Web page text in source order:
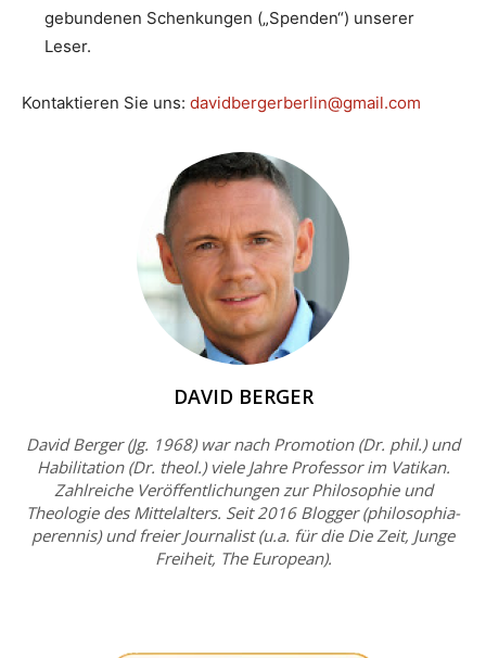
gebundenen Schenkungen („Spenden“) unserer
Leser.
Kontaktieren Sie uns: davidbergerberlin@gmail.com
DAVID BERGER
David Berger (Jg. 1968) war nach Promotion (Dr. phil.) und
Habilitation (Dr. theol.) viele Jahre Professor im Vatikan.
Zahlreiche Veröffentlichungen zur Philosophie und
Theologie des Mittelalters. Seit 2016 Blogger (philosophia-
perennis) und freier Journalist (u.a. für die Die Zeit, Junge
Freiheit, The European).